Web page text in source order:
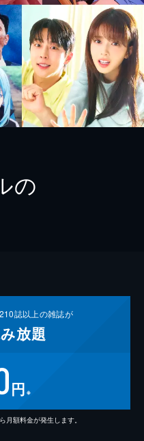
の
210誌以上の雑誌が
放題
円 ※
額料金が発生します。